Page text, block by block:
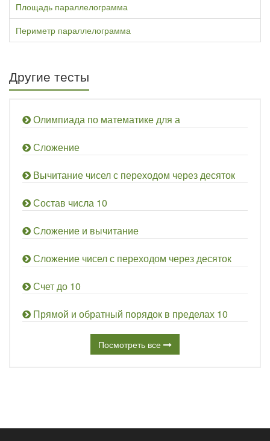
Площадь параллелограмма
Периметр параллелограмма
Другие тесты
Олимпиада по математике для а
Сложение
Вычитание чисел с переходом через десяток
Состав числа 10
Сложение и вычитание
Сложение чисел с переходом через десяток
Счет до 10
Прямой и обратный порядок в пределах 10
Посмотреть все